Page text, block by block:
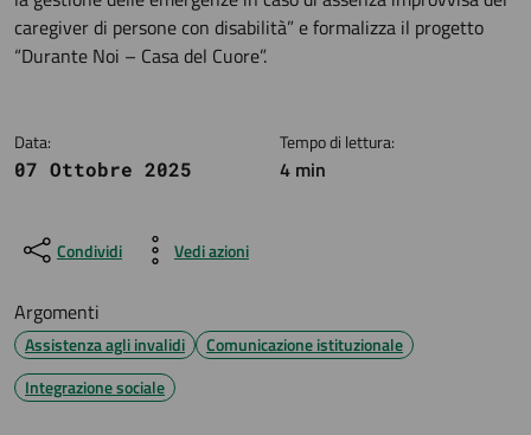
caregiver di persone con disabilità” e formalizza il progetto
“Durante Noi – Casa del Cuore”.
Data:
07 Ottobre 2025
Tempo di lettura:
4 min
Condividi Vedi azioni
Argomenti
Assistenza agli invalidi
Comunicazione istituzionale
Integrazione sociale